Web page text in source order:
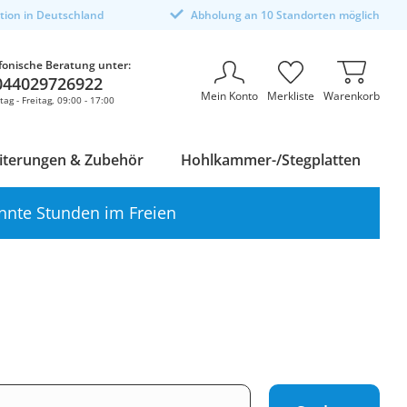
in Deutschland Abholung an 10 Standorten möglich
Beratung unter:
- Freitag, 09:00 - 17:00 Mein Konto Merkliste Warenkorb
& Zubehör Hohlkammer-/Stegplatten
Stunden im Freien